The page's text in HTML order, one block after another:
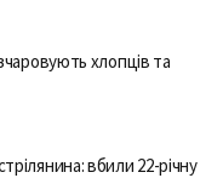
хлопців та
вбили 22-річну